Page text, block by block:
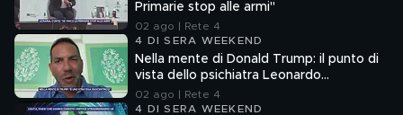
Primarie stop alle armi"
02 ago | Rete 4
4 DI SERA WEEKEND
Nella mente di Donald Trump: il punto di
vista dello psichiatra Leonardo
Mendolicchio
02 ago | Rete 4
4 DI SERA WEEKEND